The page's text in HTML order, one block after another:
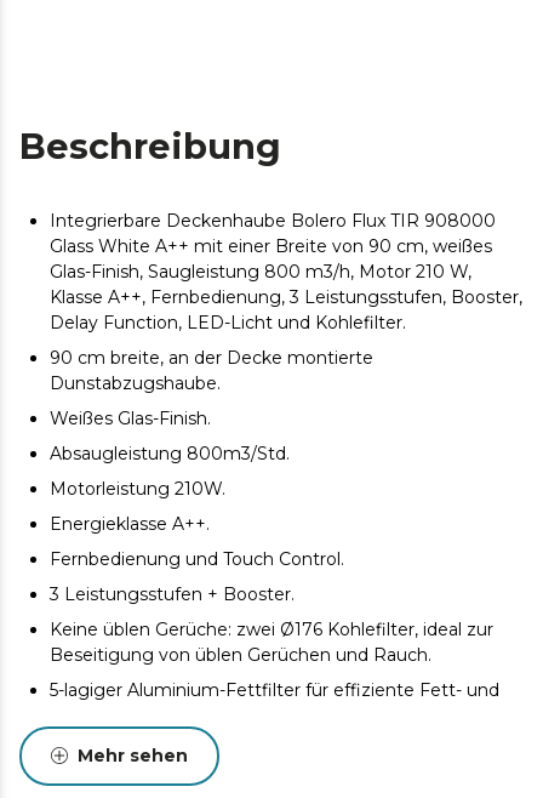
Beschreibung
Integrierbare Deckenhaube Bolero Flux TIR 908000
Glass White A++ mit einer Breite von 90 cm, weißes
Glas-Finish, Saugleistung 800 m3/h, Motor 210 W,
Klasse A++, Fernbedienung, 3 Leistungsstufen, Booster,
Delay Function, LED-Licht und Kohlefilter.
90 cm breite, an der Decke montierte
Dunstabzugshaube.
Weißes Glas-Finish.
Absaugleistung 800m3/Std.
Motorleistung 210W.
Energieklasse A++.
Fernbedienung und Touch Control.
3 Leistungsstufen + Booster.
Keine üblen Gerüche: zwei Ø176 Kohlefilter, ideal zur
Beseitigung von üblen Gerüchen und Rauch.
5-lagiger Aluminium-Fettfilter für effiziente Fett- und
LED-Beleuchtung.
Delay Function, keine Sorge, die Dunstabzugshaube
Mehr sehen